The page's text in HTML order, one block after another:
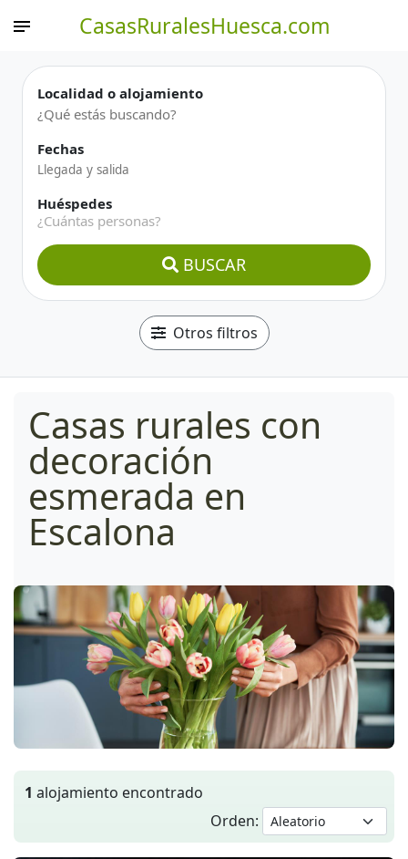
CasasRuralesHuesca.com
Localidad o alojamiento
Fechas
Huéspedes
¿Cuántas personas?
BUSCAR
Otros filtros
Casas rurales con
decoración
esmerada en
Escalona
1 alojamiento encontrado
Orden: